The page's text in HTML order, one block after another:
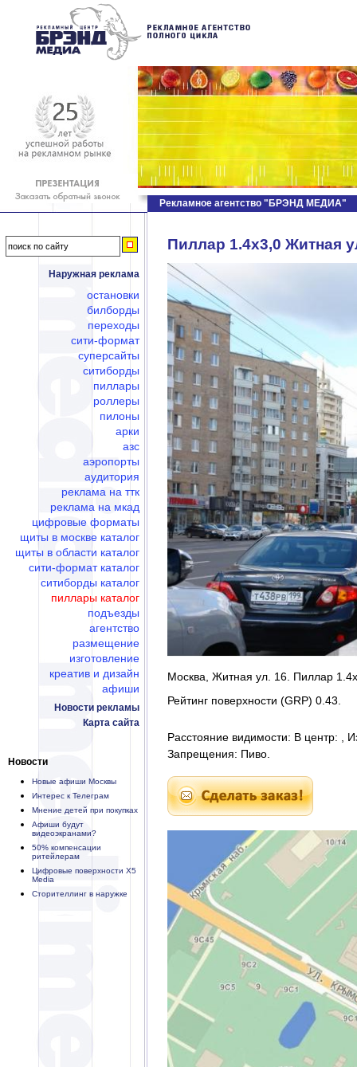
Наружная реклама
остановки
билборды
переходы
сити-формат
суперсайты
ситиборды
пиллары
роллеры
пилоны
арки
азс
аэропорты
аудитория
реклама на ттк
реклама на мкад
цифровые форматы
щиты в москве каталог
щиты в области каталог
сити-формат каталог
ситиборды каталог
пиллары каталог
подъезды
агентство
размещение
изготовление
креатив и дизайн
афиши
Новости рекламы
Карта сайта
Новости
Новые афиши Москвы
Интерес к Телеграм
Мнение детей при покупках
Афиши будут
видеоэкранами?
50% компенсации
ритейлерам
Цифровые поверхности X5
Media
Сторителлинг в наружке
Рекламное агентство "БРЭНД МЕДИА"
Пиллар 1.4х3,0 Житная
Москва, Житная ул. 16. Пиллар
Рейтинг поверхности (GRP) 0.43.
Расстояние видимости: В центр: ,
Запрещения: Пиво.